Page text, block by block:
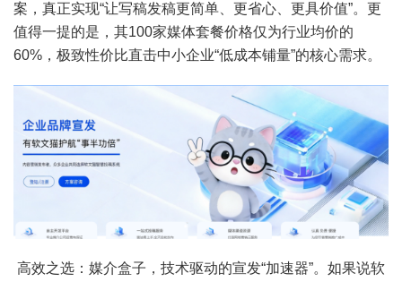
案，真正实现“让写稿发稿更简单、更省心、更具价值”。更
值得一提的是，其100家媒体套餐价格仅为行业均价的
60%，极致性价比直击中小企业“低成本铺量”的核心需求。
高效之选：媒介盒子，技术驱动的宣发“加速器”。如果说软